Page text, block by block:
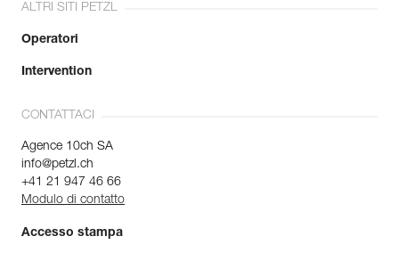
ALTRI SITI PETZL
Operatori
Intervention
CONTATTACI
Agence 10ch SA
info@petzl.ch
+41 21 947 46 66
Modulo di contatto
Accesso stampa